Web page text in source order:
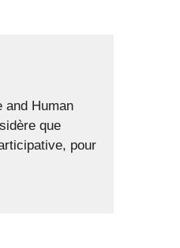
and Human
que
pour